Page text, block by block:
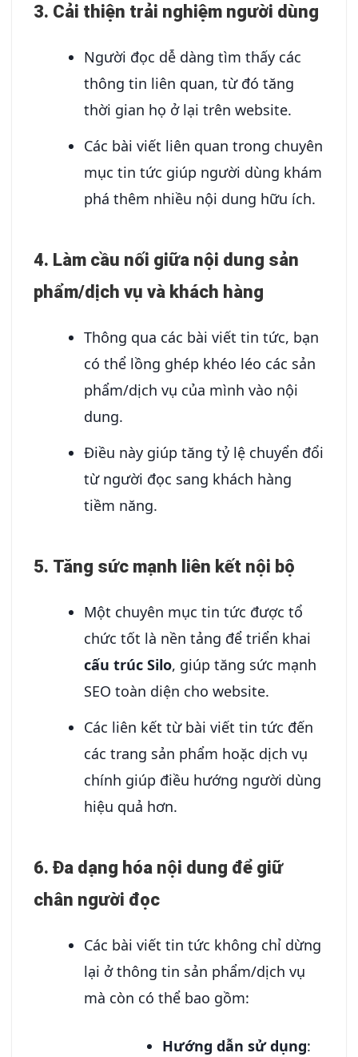
3. Cải thiện trải nghiệm người dùng
Người đọc dễ dàng tìm thấy các
thông tin liên quan, từ đó tăng
thời gian họ ở lại trên website.
Các bài viết liên quan trong chuyên
mục tin tức giúp người dùng khám
phá thêm nhiều nội dung hữu ích.
4. Làm cầu nối giữa nội dung sản
phẩm/dịch vụ và khách hàng
Thông qua các bài viết tin tức, bạn
có thể lồng ghép khéo léo các sản
phẩm/dịch vụ của mình vào nội
dung.
Điều này giúp tăng tỷ lệ chuyển đổi
từ người đọc sang khách hàng
tiềm năng.
5. Tăng sức mạnh liên kết nội bộ
Một chuyên mục tin tức được tổ
chức tốt là nền tảng để triển khai
cấu trúc Silo, giúp tăng sức mạnh
SEO toàn diện cho website.
Các liên kết từ bài viết tin tức đến
các trang sản phẩm hoặc dịch vụ
chính giúp điều hướng người dùng
hiệu quả hơn.
6. Đa dạng hóa nội dung để giữ
chân người đọc
Các bài viết tin tức không chỉ dừng
lại ở thông tin sản phẩm/dịch vụ
mà còn có thể bao gồm:
Hướng dẫn sử dụng: